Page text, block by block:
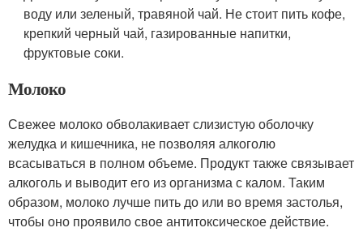
воду или зеленый, травяной чай. Не стоит пить кофе,
крепкий черный чай, газированные напитки,
фруктовые соки.
Молоко
Свежее молоко обволакивает слизистую оболочку
желудка и кишечника, не позволяя алкоголю
всасываться в полном объеме. Продукт также связывает
алкоголь и выводит его из организма с калом. Таким
образом, молоко лучше пить до или во время застолья,
чтобы оно проявило свое антитоксическое действие.